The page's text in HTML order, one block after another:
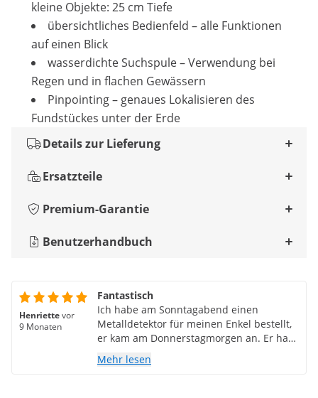
kleine Objekte: 25 cm Tiefe
übersichtliches Bedienfeld – alle Funktionen
auf einen Blick
wasserdichte Suchspule – Verwendung bei
Regen und in flachen Gewässern
Pinpointing – genaues Lokalisieren des
Fundstückes unter der Erde
Details zur Lieferung
Ersatzteile
Premium-Garantie
Benutzerhandbuch
Henriettevor
9 Monaten
Fantastisch
Ich habe am Sonntagabend einen
Metalldetektor für meinen Enkel bestellt,
er kam am Donnerstagmorgen an. Er hat
sich riesig darüber gefreut.
Mehr lesen